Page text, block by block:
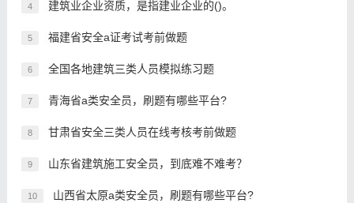
4 建筑业企业资质，是指建业企业的()。
5 福建省安全a证考试考前做题
6 全国各地建筑三类人员模拟练习题
7 青海省a类安全员，刷题有哪些平台?
8 甘肃省安全三类人员在线考核考前做题
9 山东省建筑施工安全员，到底难不难考？
10 山西省太原a类安全员，刷题有哪些平台?